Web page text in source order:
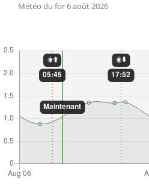
Météo du for 6 août 2026